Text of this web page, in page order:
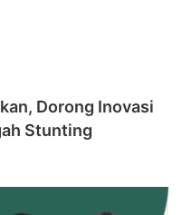
Dorong Inovasi
Stunting